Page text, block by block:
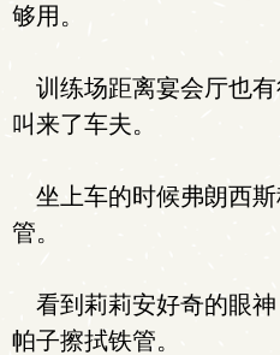
够用。
训练场距离宴会厅也
叫来了车夫。
坐上车的时候弗朗西
管。
看到莉莉安好奇的眼神
帕子擦拭铁管。